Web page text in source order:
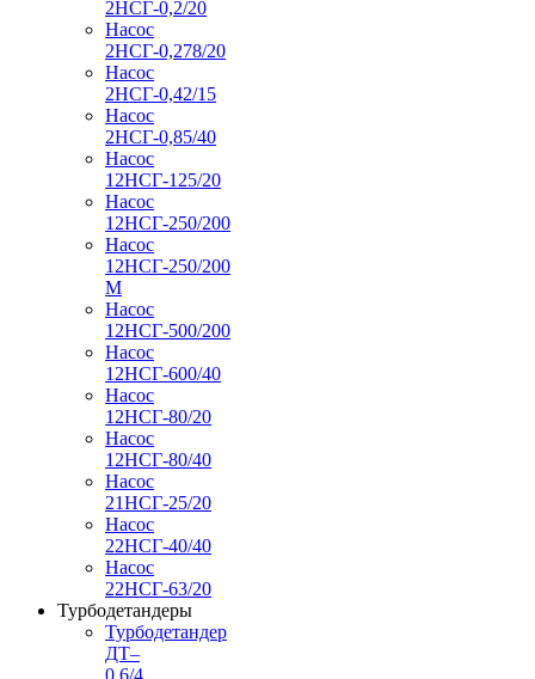
2НСГ-0,2/20
Насос
2НСГ-0,278/20
Насос
2НСГ-0,42/15
Насос
2НСГ-0,85/40
Насос
12НСГ-125/20
Насос
12НСГ-250/200
Насос
12НСГ-250/200
М
Насос
12НСГ-500/200
Насос
12НСГ-600/40
Насос
12НСГ-80/20
Насос
12НСГ-80/40
Насос
21НСГ-25/20
Насос
22НСГ-40/40
Насос
22НСГ-63/20
Турбодетандеры
Турбодетандер
ДТ–
0,6/4